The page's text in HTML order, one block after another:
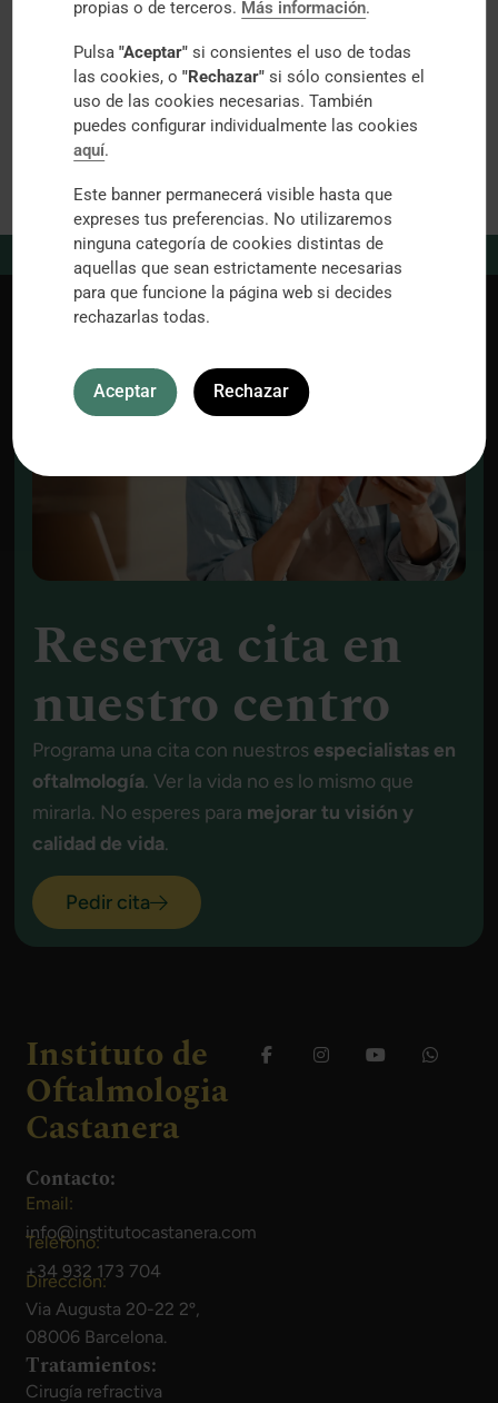
Saber
más
Tratamientos»Revisiones y controles
Reserva cita en
nuestro centro
Programa una cita con nuestros especialistas en
oftalmología. Ver la vida no es lo mismo que
mirarla. No esperes para mejorar tu visión y
calidad de vida.
Pedir cita
Instituto de
Oftalmologia
Castanera
Contacto:
Email:
info@institutocastanera.com
Teléfono:
+34 932 173 704
Dirección:
Via Augusta 20-22 2º,
08006 Barcelona.
Tratamientos:
Cirugía refractiva
propias o de terceros. Más información.
Pulsa "Aceptar"si consientes el uso de todas
las cookies, o "Rechazar"si sólo consientes el
uso de las cookies necesarias. También
puedes configurar individualmente las cookies
aquí.
Este banner permanecerá visible hasta que
expreses tus preferencias. No utilizaremos
ninguna categoría de cookies distintas de
aquellas que sean estrictamente necesarias
para que funcione la página web si decides
rechazarlas todas.
Aceptar Rechazar